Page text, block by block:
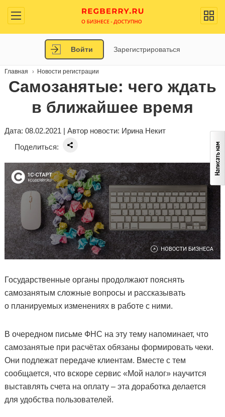
Войти Зарегистрироваться
Главная Новости регистрации
Самозанятые: чего ждать
в ближайшее время
Дата: 08.02.2021 | Автор новости: Ирина Некит
Поделиться:
Государственные органы продолжают пояснять
самозанятым сложные вопросы и рассказывать
о планируемых изменениях в работе с ними.
В очередном письме ФНС на эту тему напоминает, что
самозанятые при расчётах обязаны формировать чеки.
Они подлежат передаче клиентам. Вместе с тем
сообщается, что вскоре сервис «Мой налог» научится
выставлять счета на оплату – эта доработка делается
для удобства пользователей.